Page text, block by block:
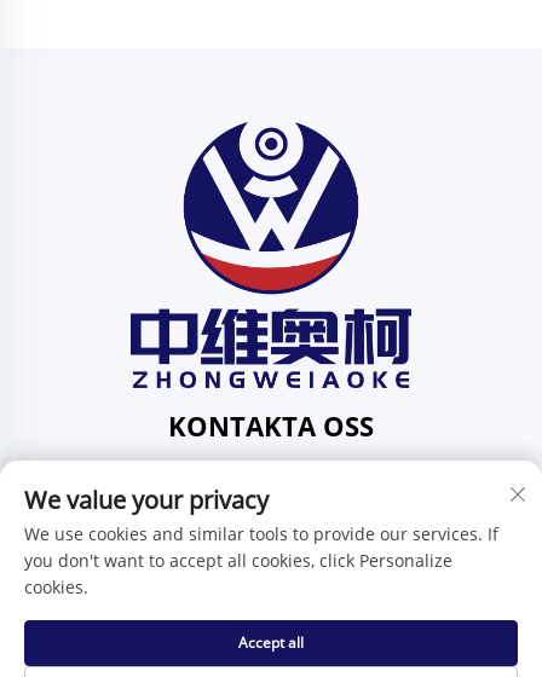
KONTAKTA OSS
underdistriktet Pingdi, Shenzhen, Guangdong, Kina
Tel:+86-15986647296
E-post: [email protected]
Upphovsrätt © Shenzhen Zhongweiaoke Technology Co.,
We value your privacy
We use cookies and similar tools to provide our services. If
you don't want to accept all cookies, click Personalize
cookies.
Accept all